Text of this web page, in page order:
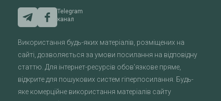
Telegram
канал
Використання будь-яких матеріалів, розміщених на
сайті, дозволяється за умови посилання на відповідну
статтю. Для інтернет-ресурсів обов'язкове пряме,
відкрите для пошукових систем гіперпосилання. Будь-
яке комерційне використання матеріалів сайту